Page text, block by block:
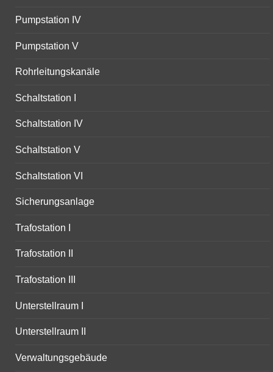
Pumpstation IV
Pumpstation V
Rohrleitungskanäle
Schaltstation I
Schaltstation IV
Schaltstation V
Schaltstation VI
Sicherungsanlage
Trafostation I
Trafostation II
Trafostation III
Unterstellraum I
Unterstellraum II
Verwaltungsgebäude